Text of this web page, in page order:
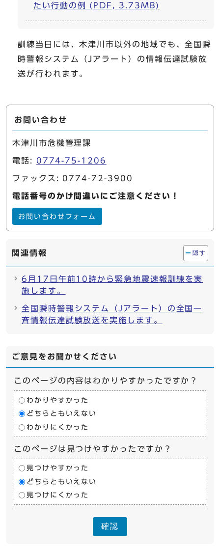
たい行動の例 (PDF, 3.73MB)
訓練当日には、木津川市以外の地域でも、全国瞬
時警報システム（Jアラート）の情報伝達試験放
送が行われます。
お問い合わせ
木津川市危機管理課
電話: 0774-75-1206
ファックス: 0774-72-3900
電話番号のかけ間違いにご注意ください！
お問い合わせフォーム
関連情報 隠す
6月17日午前10時から緊急地震速報訓練を実
施します。
全国瞬時警報システム（Jアラート）の全国⼀
⻫情報伝達試験放送を実施します。
ご意見をお聞かせください
このページの内容はわかりやすかったですか？
わかりやすかった
どちらともいえない
わかりにくかった
このページは見つけやすかったですか？
見つけやすかった
どちらともいえない
見つけにくかった
確認